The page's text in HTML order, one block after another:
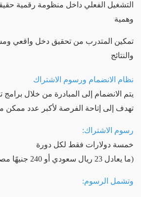
التشغيل الفعلي داخل منظومة رقمية
وهمية
تمكين المتدرب من تحقيق دخل واقعي
والنتائج
نظام الانضمام ورسوم الاشتراك
يتم الانضمام إلى المبادرة من خلال
تهدف إلى إتاحة الفرصة لأكبر عدد ممكن
رسوم الاشتراك:
خمسة دولارات فقط لكل دورة
(ما يعادل 23 ريال سعودي أو 240 جنيهًا مصريًا)
وتشمل الرسوم: